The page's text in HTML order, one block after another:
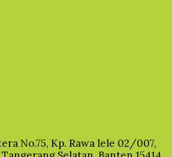
No.75, Kp. Rawa lele 02/007,